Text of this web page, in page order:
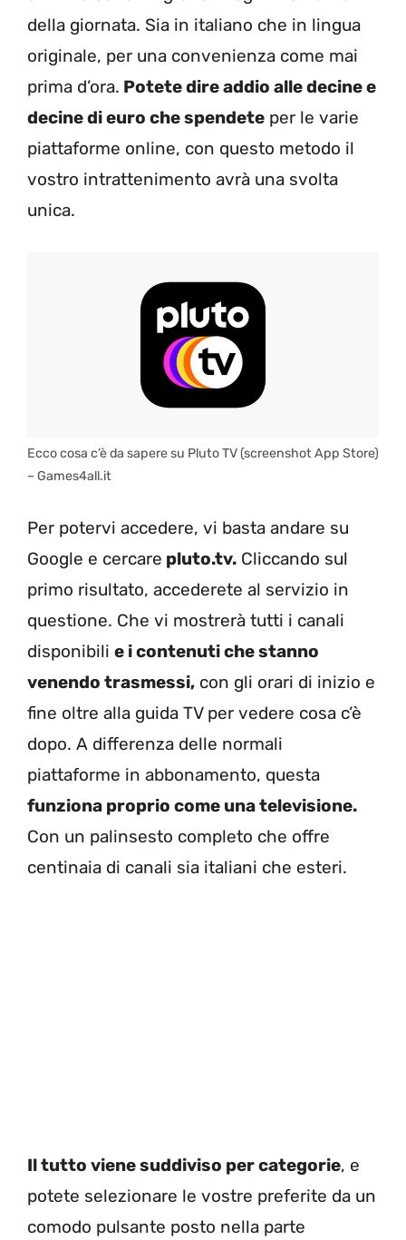
della giornata. Sia in italiano che in lingua
originale, per una convenienza come mai
prima d’ora. Potete dire addio alle decine e
decine di euro che spendete per le varie
piattaforme online, con questo metodo il
vostro intrattenimento avrà una svolta
unica.
Ecco cosa c’è da sapere su Pluto TV (screenshot App Store)
– Games4all.it
Per potervi accedere, vi basta andare su
Google e cercare pluto.tv. Cliccando sul
primo risultato, accederete al servizio in
questione. Che vi mostrerà tutti i canali
disponibili e i contenuti che stanno
venendo trasmessi, con gli orari di inizio e
fine oltre alla guida TV per vedere cosa c’è
dopo. A differenza delle normali
piattaforme in abbonamento, questa
funziona proprio come una televisione.
Con un palinsesto completo che offre
centinaia di canali sia italiani che esteri.
Il tutto viene suddiviso per categorie, e
potete selezionare le vostre preferite da un
comodo pulsante posto nella parte